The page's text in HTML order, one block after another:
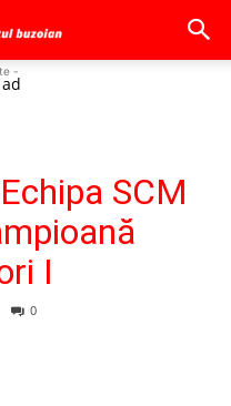
-
SCM
I
0